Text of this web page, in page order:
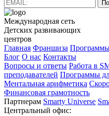
Международная сеть
Детских развивающих
центров
Главная Франшиза Программы
Блог О нас Контакты
Вопросы и ответы Работа в
преподавателей Программы
Ментальная арифметика
Финансовая грамотность
Партнерам Smarty Universe
Центральный офис: